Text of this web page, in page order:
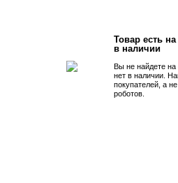
Товар есть
в наличии
Вы не найдете на
нет в наличии.
покупателей, а
роботов.